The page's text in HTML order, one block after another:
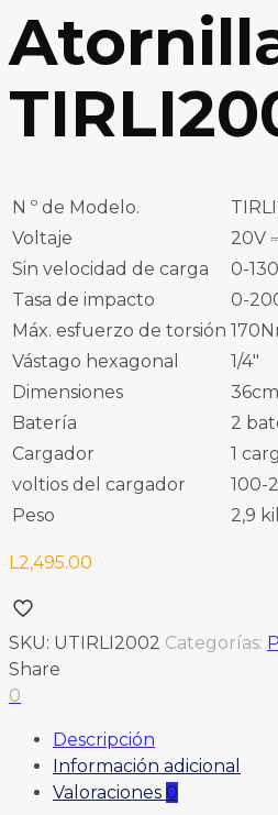
N º de Modelo.
Voltaje
20V
Sin velocidad de carga
0-
Tasa de impacto
0-
Máx. esfuerzo de torsión
Vástago hexagonal
1/4″
Dimensiones
Batería
2
Cargador
1
voltios del cargador
100-
Peso
2,9
L2,495.00
SKU: UTIRLI2002 Categorías:
Share
0
Descripción
Información adicional
Valoraciones 0